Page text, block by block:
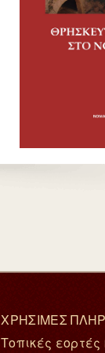
ΧΡΗΣΙΜΕΣ
Τοπικές